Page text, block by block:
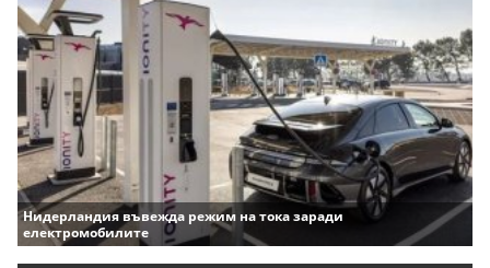
Нидерландия въвежда режим на тока заради
електромобилите